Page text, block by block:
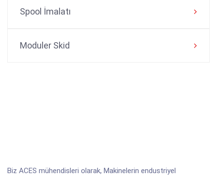
Spool İmalatı
Moduler Skid
Biz ACES mühendisleri olarak, Makinelerin endustriyel